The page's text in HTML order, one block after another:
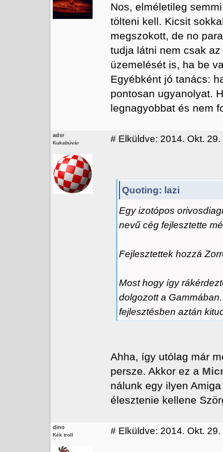
Nos, elméletileg
tölteni kell. Kicsit
megszokott, de no
tudja látni nem csak
üzemelését is, ha be
Egyébként jó tanács:
pontosan ugyanolyat.
legnagyobbat és nem
adsr
Kukabúvár # Elküldve: 2014. Okt.
Quoting: lazi
Egy izotópos
nevű cég fejlesztette
Fejlesztettek hozzá
Most hogy így
dolgozott a
fejlesztésben aztán
Ahha, így utólag már
persze. Akkor ez a
nálunk egy ilyen
élesztenie kellene
dino
Kék troll # Elküldve: 2014. Okt.